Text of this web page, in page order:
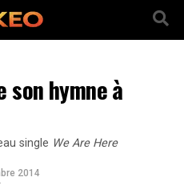
son hymne à
single We Are Here
2014